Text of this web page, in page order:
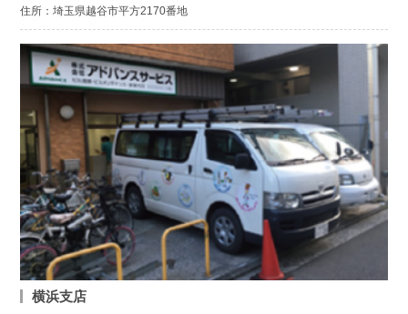
住所：埼玉県越谷市平方2170番地
横浜支店